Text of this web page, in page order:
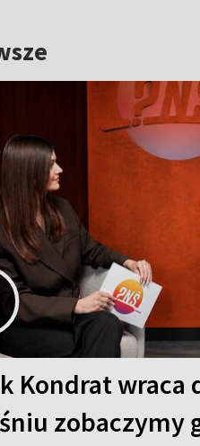
Kondrat wraca
zobaczymy